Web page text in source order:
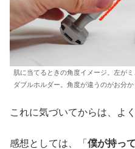
肌に当てるときの角度イメージ。左が
ダブルホルダー。角度が違うのがお分か
これに気づいてからは、よ
感想としては、「 僕が持っ